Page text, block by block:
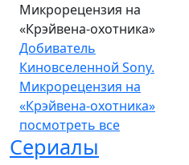
Микрорецензия на
«Крэйвена-охотника»
Добиватель
Киновселенной Sony.
Микрорецензия на
«Крэйвена-охотника»
посмотреть все
Сериалы